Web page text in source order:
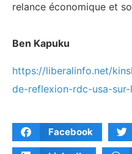
relance économique et
‎Ben Kapuku
https://liberalinfo.net/
de-reflexion-rdc-usa-
Facebook